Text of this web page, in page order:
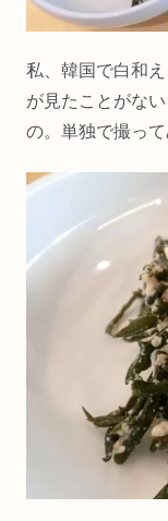
私、韓国で白和
が見たことがな
の。単独で撮って